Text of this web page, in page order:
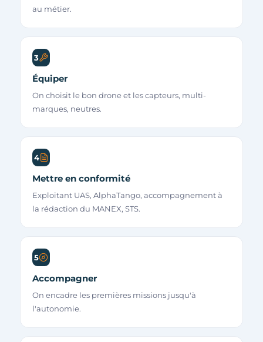
au métier.
3
Équiper
On choisit le bon drone et les capteurs, multi-
marques, neutres.
4
Mettre en conformité
Exploitant UAS, AlphaTango, accompagnement à
la rédaction du MANEX, STS.
5
Accompagner
On encadre les premières missions jusqu'à
l'autonomie.